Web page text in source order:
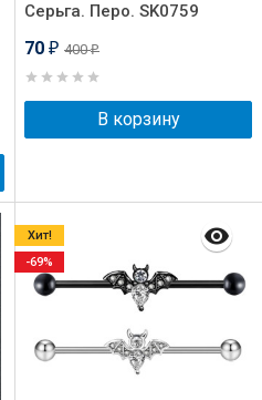
Серьга. Перо. SK0759
70 ₽ 400₽
В корзину
Хит!
-69%